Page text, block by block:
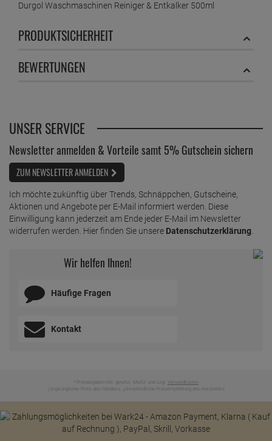
Durgol Waschmaschinen Reiniger & Entkalker 500ml
PRODUKTSICHERHEIT
BEWERTUNGEN
UNSER SERVICE
Newsletter anmelden & Vorteile samt 5% Gutschein sichern
ZUM NEWSLETTER ANMELDEN
Ich möchte zukünftig über Trends, Schnäppchen, Gutscheine,
Aktionen und Angebote per E-Mail informiert werden. Diese
Einwilligung kann jederzeit am Ende jeder E-Mail im Newsletter
widerrufen werden. Hier finden Sie unsere Datenschutzerklärung.
Wir helfen Ihnen!
Häufige Fragen
Kontakt
* Preisangaben inkl. gesetzl. MwSt. und zzgl. Versandkosten
Ursprünglicher Preis des Händlers, Unverbindliche Preisempfehlung des Herstellers